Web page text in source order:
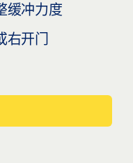
缓冲力度
右开门